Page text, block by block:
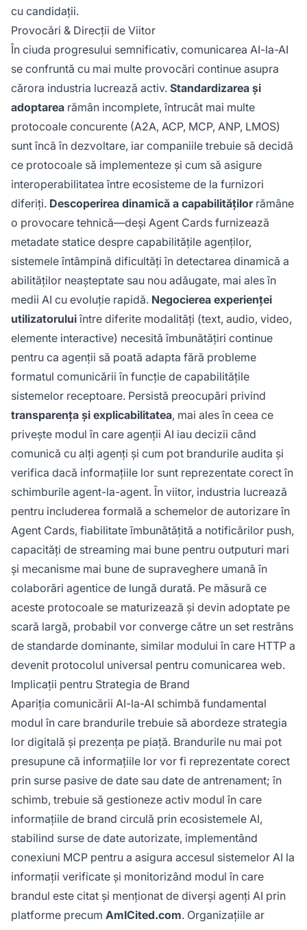
cu candidații.
Provocări & Direcții de Viitor
În ciuda progresului semnificativ, comunicarea AI-la-AI
se confruntă cu mai multe provocări continue asupra
cărora industria lucrează activ. Standardizarea și
adoptarea rămân incomplete, întrucât mai multe
protocoale concurente (A2A, ACP, MCP, ANP, LMOS)
sunt încă în dezvoltare, iar companiile trebuie să decidă
ce protocoale să implementeze și cum să asigure
interoperabilitatea între ecosisteme de la furnizori
diferiți. Descoperirea dinamică a capabilitățilorrămâne
o provocare tehnică—deși Agent Cards furnizează
metadate statice despre capabilitățile agenților,
sistemele întâmpină dificultăți în detectarea dinamică a
abilităților neașteptate sau nou adăugate, mai ales în
medii AI cu evoluție rapidă. Negocierea experienței
utilizatoruluiîntre diferite modalități (text, audio, video,
elemente interactive) necesită îmbunătățiri continue
pentru ca agenții să poată adapta fără probleme
formatul comunicării în funcție de capabilitățile
sistemelor receptoare. Persistă preocupări privind
transparența și explicabilitatea, mai ales în ceea ce
privește modul în care agenții AI iau decizii când
comunică cu alți agenți și cum pot brandurile audita și
verifica dacă informațiile lor sunt reprezentate corect în
schimburile agent-la-agent. În viitor, industria lucrează
pentru includerea formală a schemelor de autorizare în
Agent Cards, fiabilitate îmbunătățită a notificărilor push,
capacități de streaming mai bune pentru outputuri mari
și mecanisme mai bune de supraveghere umană în
colaborări agentice de lungă durată. Pe măsură ce
aceste protocoale se maturizează și devin adoptate pe
scară largă, probabil vor converge către un set restrâns
de standarde dominante, similar modului în care HTTP a
devenit protocolul universal pentru comunicarea web.
Implicații pentru Strategia de Brand
Apariția comunicării AI-la-AI schimbă fundamental
modul în care brandurile trebuie să abordeze strategia
lor digitală și prezența pe piață. Brandurile nu mai pot
presupune că informațiile lor vor fi reprezentate corect
prin surse pasive de date sau date de antrenament; în
schimb, trebuie să gestioneze activ modul în care
informațiile de brand circulă prin ecosistemele AI,
stabilind surse de date autorizate, implementând
conexiuni MCP pentru a asigura accesul sistemelor AI la
informații verificate și monitorizând modul în care
brandul este citat și menționat de diverși agenți AI prin
platforme precum AmICited.com. Organizațiile ar